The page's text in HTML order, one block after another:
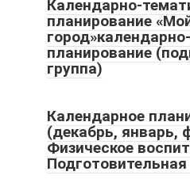
Календарно-
планирование
планирование
группа)
Календарное
(декабрь, январь,
Физическое